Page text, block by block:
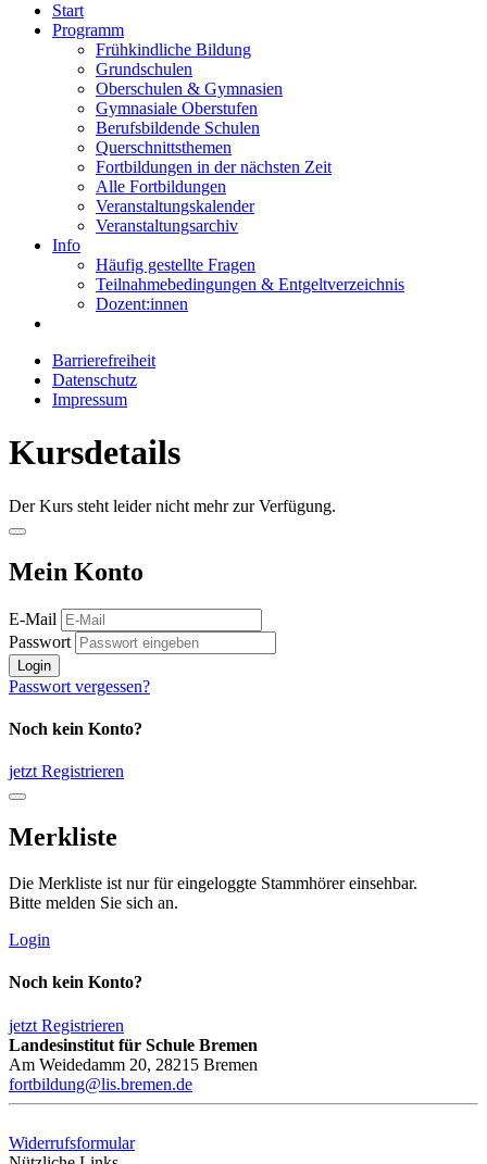
Start
Programm
Frühkindliche Bildung
Grundschulen
Oberschulen & Gymnasien
Gymnasiale Oberstufen
Berufsbildende Schulen
Querschnittsthemen
Fortbildungen in der nächsten Zeit
Alle Fortbildungen
Veranstaltungskalender
Veranstaltungsarchiv
Info
Häufig gestellte Fragen
Teilnahmebedingungen & Entgeltverzeichnis
Dozent:innen
Barrierefreiheit
Datenschutz
Impressum
Kursdetails
Der Kurs steht leider nicht mehr zur Verfügung.
Mein Konto
E-Mail
Passwort
Login
Passwort vergessen?
Noch kein Konto?
jetzt Registrieren
Merkliste
Die Merkliste ist nur für eingeloggte Stammhörer einsehbar.
Bitte melden Sie sich an.
Login
Noch kein Konto?
jetzt Registrieren
Landesinstitut für Schule Bremen
Am Weidedamm 20, 28215 Bremen
fortbildung@lis.bremen.de
Widerrufsformular